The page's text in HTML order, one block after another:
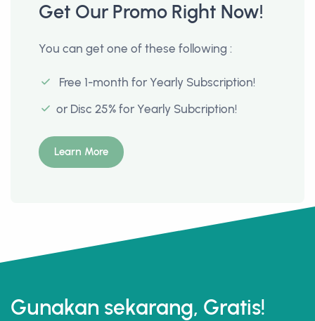
Get Our Promo Right Now!
You can get one of these following :
Free 1-month for Yearly Subscription!
or Disc 25% for Yearly Subcription!
Learn More
Gunakan sekarang, Gratis!